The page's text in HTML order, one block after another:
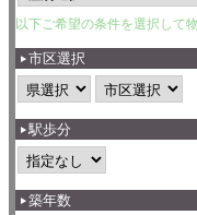
以下ご希望の条件を選択して
市区選択
駅歩分
築年数